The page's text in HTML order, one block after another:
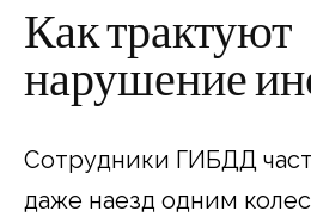
Как трактуют
нарушение
Сотрудники ГИБДД
даже наезд одним